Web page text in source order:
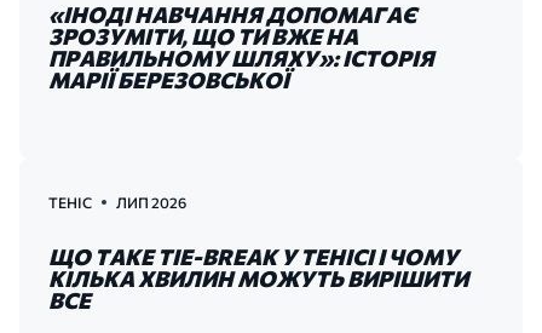
«ІНОДІ НАВЧАННЯ ДОПОМАГАЄ
ЗРОЗУМІТИ, ЩО ТИ ВЖЕ НА
ПРАВИЛЬНОМУ ШЛЯХУ»: ІСТОРІЯ
МАРІЇ БЕРЕЗОВСЬКОЇ
ТЕНІС ЛИП 2026
ЩО ТАКЕ TIE-BREAK У ТЕНІСІ І ЧОМУ
КІЛЬКА ХВИЛИН МОЖУТЬ ВИРІШИТИ
ВСЕ